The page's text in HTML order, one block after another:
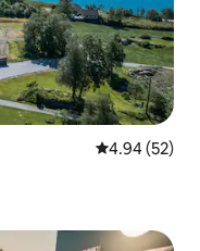
レビュー52
4.94 (52)